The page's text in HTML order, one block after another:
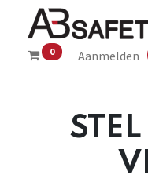
0 Aanmelden